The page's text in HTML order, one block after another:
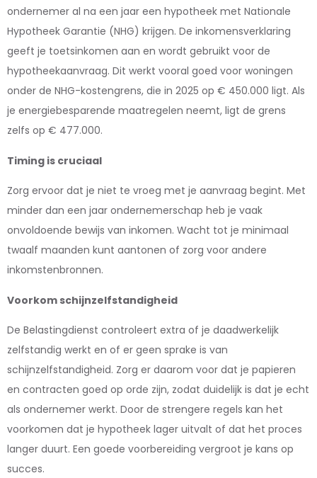
ondernemer al na een jaar een hypotheek met Nationale
Hypotheek Garantie (NHG) krijgen. De inkomensverklaring
geeft je toetsinkomen aan en wordt gebruikt voor de
hypotheekaanvraag. Dit werkt vooral goed voor woningen
onder de NHG-kostengrens, die in 2025 op € 450.000 ligt. Als
je energiebesparende maatregelen neemt, ligt de grens
zelfs op € 477.000.
Timing is cruciaal
Zorg ervoor dat je niet te vroeg met je aanvraag begint. Met
minder dan een jaar ondernemerschap heb je vaak
onvoldoende bewijs van inkomen. Wacht tot je minimaal
twaalf maanden kunt aantonen of zorg voor andere
inkomstenbronnen.
Voorkom schijnzelfstandigheid
De Belastingdienst controleert extra of je daadwerkelijk
zelfstandig werkt en of er geen sprake is van
schijnzelfstandigheid. Zorg er daarom voor dat je papieren
en contracten goed op orde zijn, zodat duidelijk is dat je echt
als ondernemer werkt. Door de strengere regels kan het
voorkomen dat je hypotheek lager uitvalt of dat het proces
langer duurt. Een goede voorbereiding vergroot je kans op
succes.